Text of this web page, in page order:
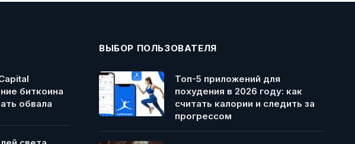
биткоина
обвала
ВЫБОР ПОЛЬЗОВАТЕЛЯ
Топ-5 приложений для
похудения в 2026 году: как
считать калории и следить за
прогрессом